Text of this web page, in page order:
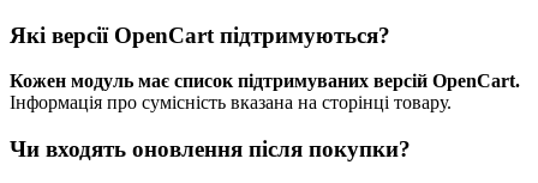
Які версії OpenCart підтримуються?
Кожен модуль має список підтримуваних версій OpenCart.
Інформація про сумісність вказана на сторінці товару.
Чи входять оновлення після покупки?